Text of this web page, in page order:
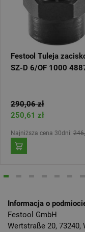
Festool Tuleja zaciskowa
SZ-D 6/OF 1000
290,06 zł
250,61 zł
Najniższa cena 30dni:
Informacja o
Festool GmbH
Wertstraße 20, 73240,